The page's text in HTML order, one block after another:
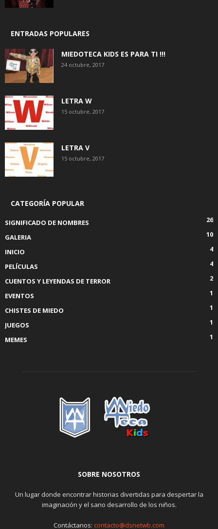
ENTRADAS POPULARES
MIEDOTECA KIDS ES PARA TI !!!
24 octubre, 2017
LETRA W
15 octubre, 2017
LETRA V
15 octubre, 2017
CATEGORÍA POPULAR
SIGNIFICADO DE NOMBRES
26
GALERIA
10
INICIO
4
PELÍCULAS
4
CUENTOS Y LEYENDAS DE TERROR
2
EVENTOS
1
CHISTES DE MIEDO
1
JUEGOS
1
MEMES
1
SOBRE NOSOTROS
Un lugar donde encontrar historias divertidas para despertar la
imaginación y el sano desarrollo de los niños.
Contáctanos: contacto@dsnetwb.com